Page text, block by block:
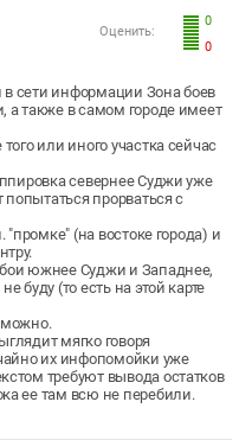
0
0
Оценить:
сети информации Зона боев
а также в самом городе имеет
или иного участка сейчас
севернее Суджи уже
попытаться прорваться с
(на востоке города) и
южнее Суджи и Западнее,
буду (то есть на этой карте
можно.
мягко говоря
их инфопомойки уже
требуют вывода остатков
ее там всю не перебили.